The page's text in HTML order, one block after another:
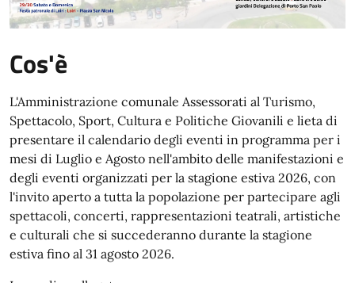
Cos'è
L'Amministrazione comunale Assessorati al Turismo,
Spettacolo, Sport, Cultura e Politiche Giovanili e lieta di
presentare il calendario degli eventi in programma per i
mesi di Luglio e Agosto nell'ambito delle manifestazioni e
degli eventi organizzati per la stagione estiva 2026, con
l'invito aperto a tutta la popolazione per partecipare agli
spettacoli, concerti, rappresentazioni teatrali, artistiche
e culturali che si succederanno durante la stagione
estiva fino al 31 agosto 2026.